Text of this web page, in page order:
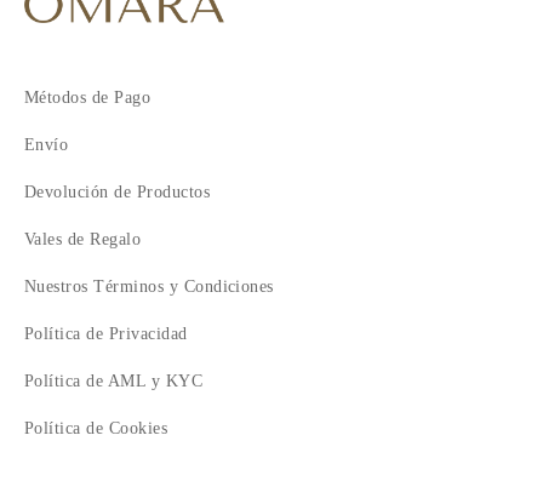
Métodos de Pago
Envío
Devolución de Productos
Vales de Regalo
Nuestros Términos y Condiciones
Política de Privacidad
Política de AML y KYC
Política de Cookies